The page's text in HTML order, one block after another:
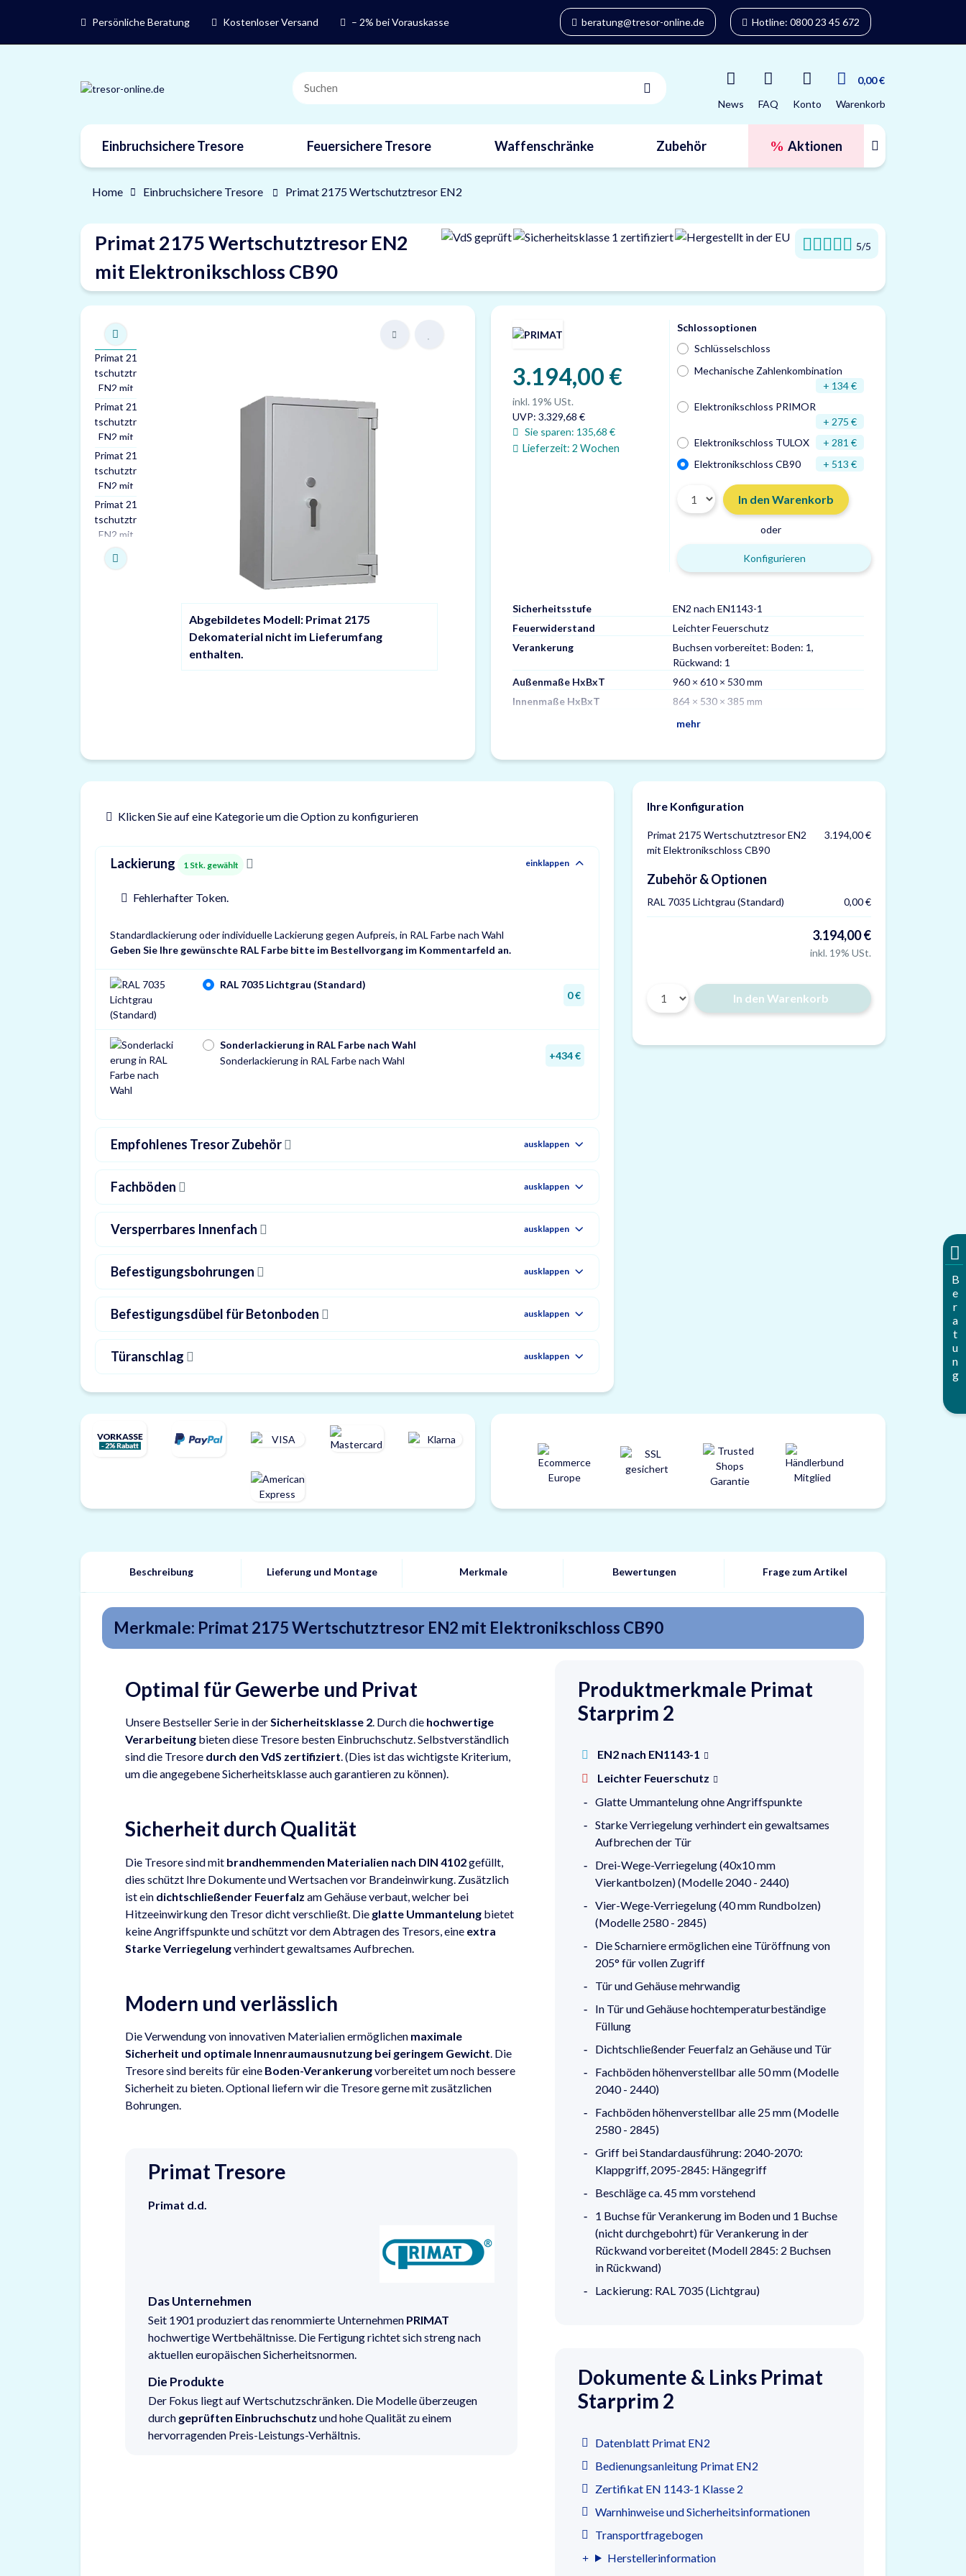
Persönliche Beratung Kostenloser Versand – 2% bei Vorauskasse beratung@tresor-online.de Hotline: 0800 23 45 672
News FAQ Konto
0,00 €
Warenkorb
Einbruchsichere Tresore Feuersichere Tresore Waffenschränke Zubehör Aktionen
Marken
Home Einbruchsichere Tresore Primat 2175 Wertschutztresor EN2
Primat 2175 Wertschutztresor EN2
mit Elektronikschloss CB90
5/5
Abgebildetes Modell: Primat 2175
Dekomaterial nicht im Lieferumfang
enthalten.
3.194,00 €
inkl. 19% USt.
UVP:3.329,68 €
Sie sparen: 135,68 €
Lieferzeit: 2 Wochen
Schlossoptionen
Schlüsselschloss
Mechanische Zahlenkombination
+ 134 €
Elektronikschloss PRIMOR
+ 275 €
Elektronikschloss TULOX
+ 281 €
Elektronikschloss CB90
+ 513 €
In den Warenkorb
oder
Konfigurieren
Sicherheitsstufe
EN2 nach EN1143-1
Feuerwiderstand
Leichter Feuerschutz
Verankerung
Buchsen vorbereitet: Boden: 1,
Rückwand: 1
Außenmaße HxBxT
960 × 610 × 530 mm
Innenmaße HxBxT
864 × 530 × 385 mm
mehr
Klicken Sie auf eine Kategorie um die Option zu konfigurieren
Lackierung 1 Stk. gewählt einklappen
Fehlerhafter Token.
Standardlackierung oder individuelle Lackierung gegen Aufpreis, in RAL Farbe nach Wahl
Geben Sie Ihre gewünschte RAL Farbe bitte im Bestellvorgang im Kommentarfeld an.
RAL 7035 Lichtgrau (Standard)
0 €
Sonderlackierung in RAL Farbe nach Wahl
Sonderlackierung in RAL Farbe nach Wahl
+434 €
Empfohlenes Tresor Zubehör ausklappen
Fachböden ausklappen
Versperrbares Innenfach ausklappen
Befestigungsbohrungen ausklappen
Befestigungsdübel für Betonboden ausklappen
Türanschlag ausklappen
Ihre Konfiguration
Primat 2175 Wertschutztresor EN2
mit Elektronikschloss CB90
3.194,00 €
Zubehör & Optionen
RAL 7035 Lichtgrau (Standard) 0,00 €
3.194,00 €
inkl. 19% USt.
In den Warenkorb
Beschreibung Lieferung und Montage Merkmale Bewertungen Frage zum Artikel
Merkmale: Primat 2175 Wertschutztresor EN2 mit Elektronikschloss CB90
Optimal für Gewerbe und Privat
Unsere Bestseller Serie in derSicherheitsklasse 2. Durch die hochwertige
Verarbeitung bieten diese Tresore besten Einbruchschutz. Selbstverständlich
sind die Tresore durch den VdS zertifiziert. (Dies ist das wichtigste Kriterium,
um die angegebene Sicherheitsklasse auch garantieren zu können).
Sicherheit durch Qualität
Die Tresore sind mit brandhemmenden Materialien nach DIN 4102gefüllt,
dies schützt Ihre Dokumente und Wertsachen vor Brandeinwirkung. Zusätzlich
ist ein dichtschließender Feuerfalz am Gehäuse verbaut, welcher bei
Hitzeeinwirkung den Tresor dicht verschließt. Die glatte Ummantelung bietet
keine Angriffspunkte und schützt vor dem Abtragen des Tresors, eine extra
Starke Verriegelungverhindert gewaltsames Aufbrechen.
Modern und verlässlich
Die Verwendung von innovativen Materialien ermöglichen maximale
Sicherheit und optimale Innenraumausnutzung bei geringem Gewicht. Die
Tresore sind bereits für eine Boden-Verankerungvorbereitet um noch bessere
Sicherheit zu bieten. Optional liefern wir die Tresore gerne mit zusätzlichen
Bohrungen.
Primat Tresore
Primat d.d.
Das Unternehmen
Seit 1901 produziert das renommierte Unternehmen PRIMAT
hochwertige Wertbehältnisse. Die Fertigung richtet sich streng nach
aktuellen europäischen Sicherheitsnormen.
Die Produkte
Der Fokus liegt auf Wertschutzschränken. Die Modelle überzeugen
durch geprüften Einbruchschutz und hohe Qualität zu einem
hervorragenden Preis-Leistungs-Verhältnis.
Produktmerkmale Primat
Starprim 2
EN2 nach EN1143-1
Leichter Feuerschutz
Glatte Ummantelung ohne Angriffspunkte
Starke Verriegelung verhindert ein gewaltsames
Aufbrechen der Tür
Drei-Wege-Verriegelung (40x10 mm
Vierkantbolzen) (Modelle 2040 - 2440)
Vier-Wege-Verriegelung (40 mm Rundbolzen)
(Modelle 2580 - 2845)
Die Scharniere ermöglichen eine Türöffnung von
205° für vollen Zugriff
Tür und Gehäuse mehrwandig
In Tür und Gehäuse hochtemperaturbeständige
Füllung
Dichtschließender Feuerfalz an Gehäuse und Tür
Fachböden höhenverstellbar alle 50 mm (Modelle
2040 - 2440)
Fachböden höhenverstellbar alle 25 mm (Modelle
2580 - 2845)
Griff bei Standardausführung: 2040-2070:
Klappgriff, 2095-2845: Hängegriff
Beschläge ca. 45 mm vorstehend
1 Buchse für Verankerung im Boden und 1 Buchse
(nicht durchgebohrt) für Verankerung in der
Rückwand vorbereitet (Modell 2845: 2 Buchsen
in Rückwand)
Lackierung: RAL 7035 (Lichtgrau)
Dokumente & Links Primat
Starprim 2
Datenblatt Primat EN2
Bedienungsanleitung Primat EN2
Zertifikat EN 1143-1 Klasse 2
Warnhinweise und Sicherheitsinformationen
Transportfragebogen
Herstellerinformation
Beratung